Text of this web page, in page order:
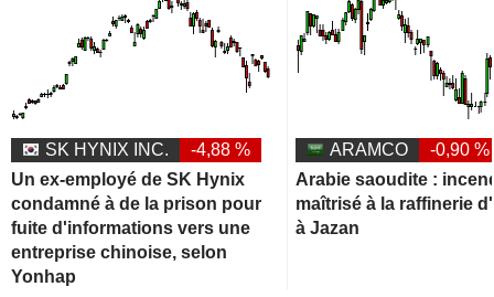
SK HYNIX INC.
-4,88 %
Un ex-employé de SK Hynix
condamné à de la prison pour
fuite d'informations vers une
entreprise chinoise, selon
Yonhap
ARAMCO
-0,90 %
Arabie saoudite :
maîtrisé à la raffinerie
à Jazan